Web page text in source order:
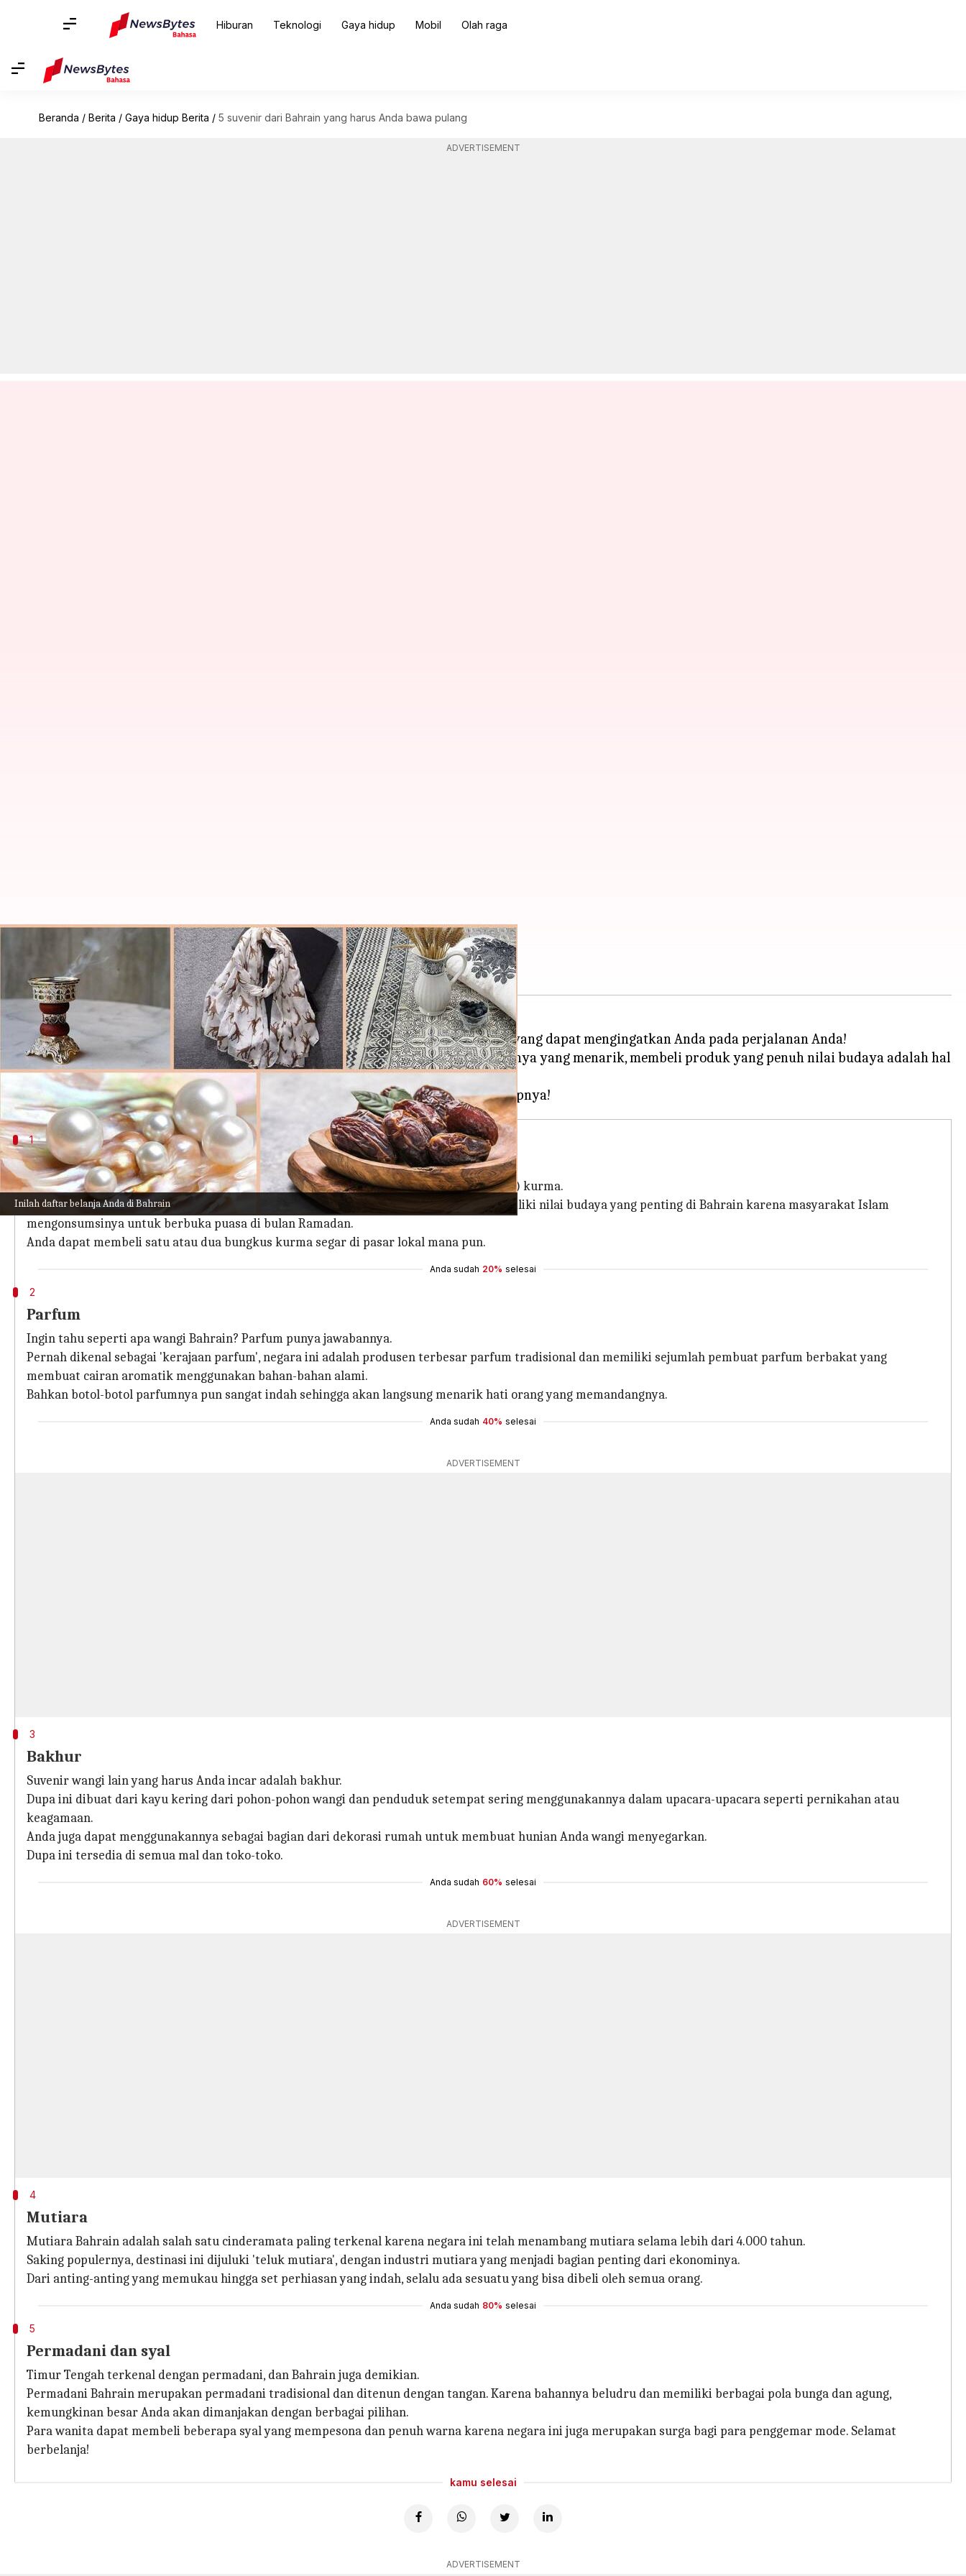
Hiburan Teknologi Gaya hidup Mobil Olah raga
Beranda / Berita / Gaya hidup Berita / 5 suvenir dari Bahrain yang harus Anda bawa pulang
ADVERTISEMENT
Inilah daftar belanja Anda di Bahrain
5 suvenir dari Bahrain yang harus Anda bawa pulang
Taufiq Al Jufri May 22, 2023 11:42 am
Apa ceritanya
Tidak ada liburan yang lengkap tanpa membawa pulang beberapa pernak-pernik yang dapat mengingatkan Anda pada perjalanan Anda!
Berbicara soal destinasi seperti Bahrain, yang terkenal dengan budaya dan tradisinya yang menarik, membeli produk yang penuh nilai budaya adalah hal
yang wajib dilakukan.
1
Kurma
Tidak mungkin bepergian ke negara di Timur Tengah tanpa menikmati (serta membeli!) kurma.
Memiliki rasa yang manis dan sarat dengan berbagai manfaat kesehatan, buah ini memiliki nilai budaya yang penting di Bahrain karena masyarakat Islam
mengonsumsinya untuk berbuka puasa di bulan Ramadan.
Anda dapat membeli satu atau dua bungkus kurma segar di pasar lokal mana pun.
Anda sudah 20% selesai
2
Parfum
Ingin tahu seperti apa wangi Bahrain? Parfum punya jawabannya.
Pernah dikenal sebagai 'kerajaan parfum', negara ini adalah produsen terbesar parfum tradisional dan memiliki sejumlah pembuat parfum berbakat yang
membuat cairan aromatik menggunakan bahan-bahan alami.
Bahkan botol-botol parfumnya pun sangat indah sehingga akan langsung menarik hati orang yang memandangnya.
Anda sudah 40% selesai
ADVERTISEMENT
3
Bakhur
Suvenir wangi lain yang harus Anda incar adalah bakhur.
Dupa ini dibuat dari kayu kering dari pohon-pohon wangi dan penduduk setempat sering menggunakannya dalam upacara-upacara seperti pernikahan atau
keagamaan.
Anda juga dapat menggunakannya sebagai bagian dari dekorasi rumah untuk membuat hunian Anda wangi menyegarkan.
Dupa ini tersedia di semua mal dan toko-toko.
Anda sudah 60% selesai
ADVERTISEMENT
4
Mutiara
Mutiara Bahrain adalah salah satu cinderamata paling terkenal karena negara ini telah menambang mutiara selama lebih dari 4.000 tahun.
Saking populernya, destinasi ini dijuluki 'teluk mutiara', dengan industri mutiara yang menjadi bagian penting dari ekonominya.
Dari anting-anting yang memukau hingga set perhiasan yang indah, selalu ada sesuatu yang bisa dibeli oleh semua orang.
Anda sudah 80% selesai
5
Permadani dan syal
Timur Tengah terkenal dengan permadani, dan Bahrain juga demikian.
Permadani Bahrain merupakan permadani tradisional dan ditenun dengan tangan. Karena bahannya beludru dan memiliki berbagai pola bunga dan agung,
kemungkinan besar Anda akan dimanjakan dengan berbagai pilihan.
Para wanita dapat membeli beberapa syal yang mempesona dan penuh warna karena negara ini juga merupakan surga bagi para penggemar mode. Selamat
berbelanja!
kamu selesai
ADVERTISEMENT